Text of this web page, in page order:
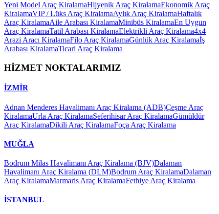
Yeni Model Araç KiralamaHijyenik Araç KiralamaEkonomik Araç
KiralamaVIP / Lüks Araç KiralamaAylık Araç KiralamaHaftalık
Araç KiralamaAile Arabası KiralamaMinibüs KiralamaEn Uygun
Araç KiralamaTatil Arabası KiralamaElektrikli Araç Kiralama4x4
Arazi Aracı KiralamaFilo Araç KiralamaGünlük Araç Kiralamaİş
Arabası KiralamaTicari Araç Kiralama
HİZMET NOKTALARIMIZ
İZMİR
Adnan Menderes Havalimanı Araç Kiralama (ADB)Çeşme Araç
KiralamaUrla Araç KiralamaSeferihisar Araç KiralamaGümüldür
Araç KiralamaDikili Araç KiralamaFoça Araç Kiralama
MUĞLA
Bodrum Milas Havalimanı Araç Kiralama (BJV)Dalaman
Havalimanı Araç Kiralama (DLM)Bodrum Araç KiralamaDalaman
Araç KiralamaMarmaris Araç KiralamaFethiye Araç Kiralama
İSTANBUL